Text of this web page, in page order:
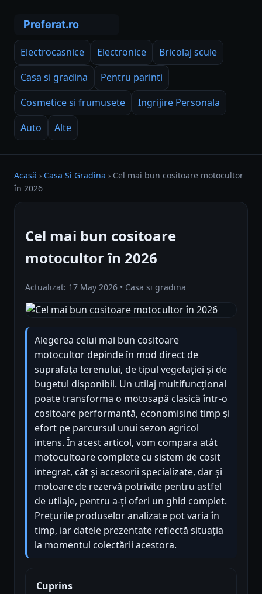
Electrocasnice Electronice
Bricolaj scule
Casa si gradina
Pentru parinti
Cosmetice si frumusete
Ingrijire Personala
Auto
Alte
Acasă › Casa Si Gradina › Cel mai bun cositoare motocultor
în 2026
Cel mai bun cositoare
motocultor în 2026
Actualizat: 17 May 2026 • Casa si gradina
Alegerea celui mai bun cositoare
motocultor depinde în mod direct de
suprafața terenului, de tipul vegetației și de
bugetul disponibil. Un utilaj multifuncțional
poate transforma o motosapă clasică într-o
cositoare performantă, economisind timp și
efort pe parcursul unui sezon agricol
intens. În acest articol, vom compara atât
motocultoare complete cu sistem de cosit
integrat, cât și accesorii specializate, dar și
motoare de rezervă potrivite pentru astfel
de utilaje, pentru a-ți oferi un ghid complet.
Prețurile produselor analizate pot varia în
timp, iar datele prezentate reflectă situația
la momentul colectării acestora.
Cuprins